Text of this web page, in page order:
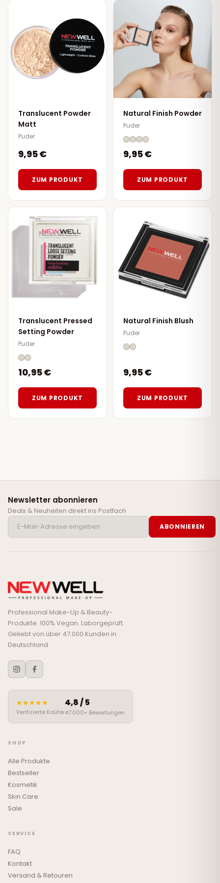
Translucent Powder
Matt
Puder
9,95 €
ZUM PRODUKT
Natural Finish Powder
Puder
9,95 €
ZUM PRODUKT
Translucent Pressed
Setting Powder
Puder
10,95 €
ZUM PRODUKT
Natural Finish Blush
Puder
9,95 €
ZUM PRODUKT
Newsletter abonnieren
Deals & Neuheiten direkt ins Postfach
ABONNIEREN
Professional Make-Up & Beauty-
Produkte. 100% Vegan. Laborgeprüft.
Geliebt von über 47.000 Kunden in
Deutschland.
★★★★★
Verifizierte Kaüfer
4,8 / 5
47.000+ Bewertungen
SHOP
Alle Produkte
Bestseller
Kosmetik
Skin Care
Sale
SERVICE
FAQ
Kontakt
Versand & Retouren